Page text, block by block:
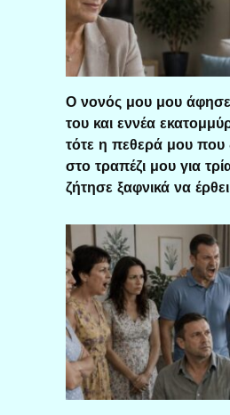
Ο νονός μου μου άφησε
του και εννέα
τότε η πεθερά μου που
στο τραπέζι μου για
ζήτησε ξαφνικά να